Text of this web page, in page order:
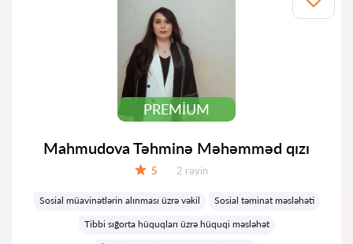
PREMIUM
Mahmudova Təhminə Məhəmməd qızı
5 Rəylər:
2 rəyin
Sosial müavinətlərin alınması üzrə vəkil
Sosial təminat məsləhəti
Tibbi sığorta hüquqları üzrə hüquqi məsləhət